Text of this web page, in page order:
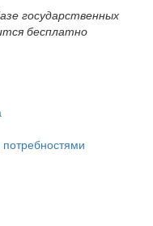
государственных
бесплатно